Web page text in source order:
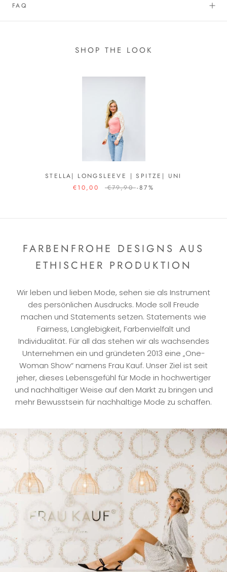
FAQ
SHOP THE LOOK
STELLA| LONGSLEEVE | SPITZE| UNI
€10,00
€79,90 -87%
FARBENFROHE DESIGNS AUS
ETHISCHER PRODUKTION
Wir leben und lieben Mode, sehen sie als Instrument
des persönlichen Ausdrucks. Mode soll Freude
machen und Statements setzen. Statements wie
Fairness, Langlebigkeit, Farbenvielfalt und
Individualität. Für all das stehen wir als wachsendes
Unternehmen ein und gründeten 2013 eine „One-
Woman Show“ namens Frau Kauf. Unser Ziel ist seit
jeher, dieses Lebensgefühl für Mode in hochwertiger
und nachhaltiger Weise auf den Markt zu bringen und
mehr Bewusstsein für nachhaltige Mode zu schaffen.